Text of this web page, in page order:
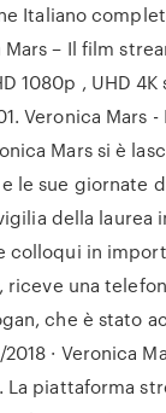
Italiano
– Il film
1080p , UHD 4K
Veronica Mars -
Mars si è
le sue giornate
della laurea
colloqui in
riceve una
che è stato
· Veronica
La piattaforma